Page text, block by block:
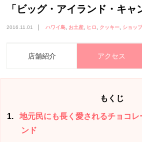
「ビッグ・アイランド・キャ
2016.11.01 ハワイ島 お土産 ヒロ クッキー ショッ
店舗紹介 アクセス
もくじ
1
地元民にも長く愛されるチョコレ
ンド